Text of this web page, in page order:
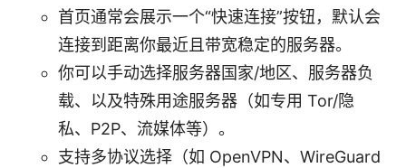
首页通常会展示一个“快速连接”按钮，默认会
连接到距离你最近且带宽稳定的服务器。
你可以手动选择服务器国家/地区、服务器负
载、以及特殊用途服务器（如专用 Tor/隐
私、P2P、流媒体等）。
支持多协议选择（如 OpenVPN、WireGuard